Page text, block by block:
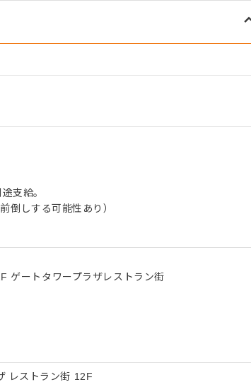
支給。
倒しする可能性あり）
ゲートタワープラザレストラン街
レストラン街 12F